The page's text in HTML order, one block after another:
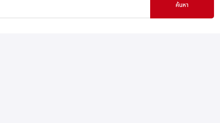
ค้นหา